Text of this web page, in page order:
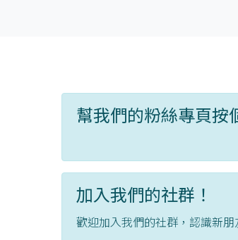
幫我們的粉絲專頁按
加入我們的社群！
歡迎加入我們的社群，認識新